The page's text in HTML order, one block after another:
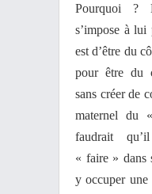
Pourquoi ?
s’impose à lui
est d’être du
pour être du
sans créer de
maternel du
faudrait
« faire » dans
y occuper une